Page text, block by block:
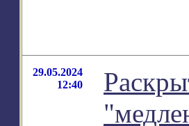
29.05.2024
12:40